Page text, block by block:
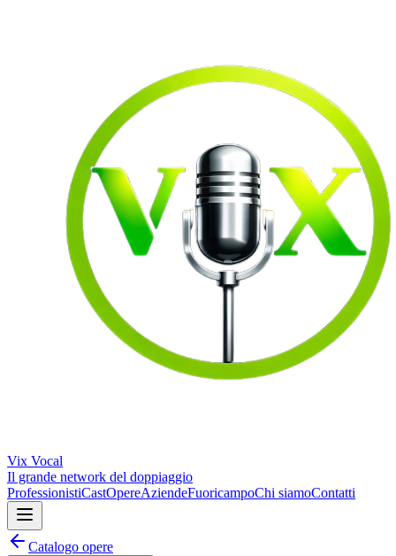
Vix Vocal
Il grande network del doppiaggio
ProfessionistiCastOpereAziendeFuoricampoChi siamoContatti
Catalogo opere